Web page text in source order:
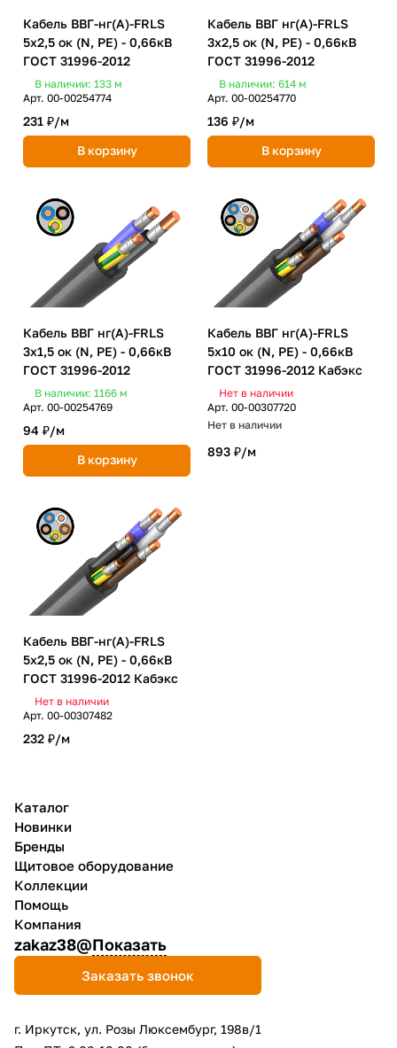
Кабель ВВГ-нг(А)-FRLS
5х2,5 ок (N, PE) - 0,66кВ
ГОСТ 31996-2012
В наличии: 133 м
Арт. 00-00254774
231 ₽/м
В корзину
Кабель ВВГ нг(А)-FRLS
3х2,5 ок (N, PE) - 0,66кВ
ГОСТ 31996-2012
В наличии: 614 м
Арт. 00-00254770
136 ₽/м
В корзину
Кабель ВВГ нг(А)-FRLS
3х1,5 ок (N, PE) - 0,66кВ
ГОСТ 31996-2012
В наличии: 1166 м
Арт. 00-00254769
94 ₽/м
В корзину
Кабель ВВГ нг(А)-FRLS
5х10 ок (N, PE) - 0,66кВ
ГОСТ 31996-2012 Кабэкс
Нет в наличии
Арт. 00-00307720
Нет в наличии
893 ₽/м
Кабель ВВГ-нг(А)-FRLS
5х2,5 ок (N, PE) - 0,66кВ
ГОСТ 31996-2012 Кабэкс
Нет в наличии
Арт. 00-00307482
232 ₽/м
Каталог
Новинки
Бренды
Щитовое оборудование
Коллекции
Помощь
Компания
zakaz38@Показать
Заказать звонок
г. Иркутск, ул. Розы Люксембург, 198в/1